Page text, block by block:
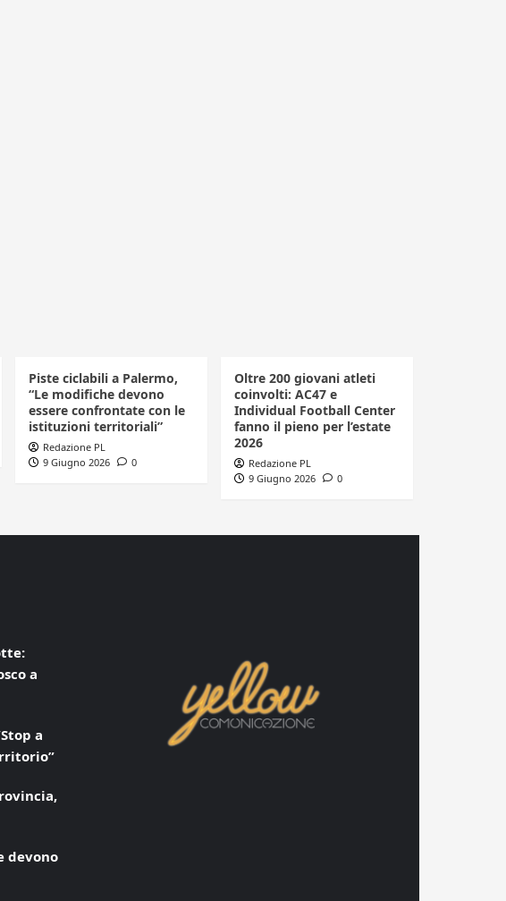
Piste ciclabili a Palermo,
“Le modifiche devono
essere confrontate con le
istituzioni territoriali”
Redazione PL
9 Giugno 2026
0
Oltre 200 giovani atleti
coinvolti: AC47 e
Individual Football Center
fanno il pieno per l’estate
2026
Redazione PL
9 Giugno 2026
0
a
a
devono